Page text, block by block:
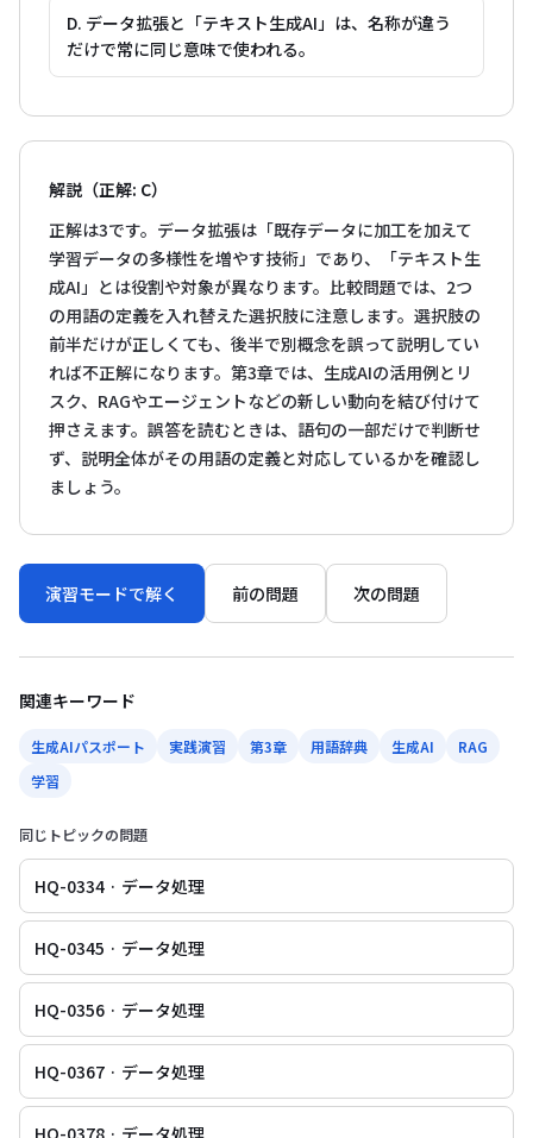
D. データ拡張と「テキスト生成AI」は、名称が違う
だけで常に同じ意味で使われる。
解説（正解: C）
正解は3です。データ拡張は「既存データに加工を加えて
学習データの多様性を増やす技術」であり、「テキスト生
成AI」とは役割や対象が異なります。比較問題では、2つ
の用語の定義を入れ替えた選択肢に注意します。選択肢の
前半だけが正しくても、後半で別概念を誤って説明してい
れば不正解になります。第3章では、生成AIの活用例とリ
スク、RAGやエージェントなどの新しい動向を結び付けて
押さえます。誤答を読むときは、語句の一部だけで判断せ
ず、説明全体がその用語の定義と対応しているかを確認し
ましょう。
演習モードで解く 前の問題 次の問題
関連キーワード
生成AIパスポート 実践演習 第3章 用語辞典 生成AI
RAG
学習
同じトピックの問題
HQ-0334 · データ処理
HQ-0345 · データ処理
HQ-0356 · データ処理
HQ-0367 · データ処理
HQ-0378 · データ処理